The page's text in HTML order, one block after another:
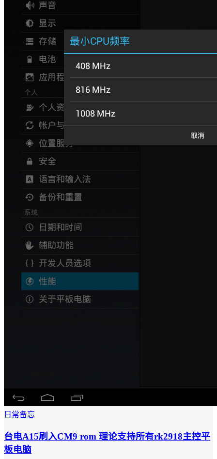
日常备忘
台电A15刷入CM9 rom 理论支持所有rk2918主控平
板电脑